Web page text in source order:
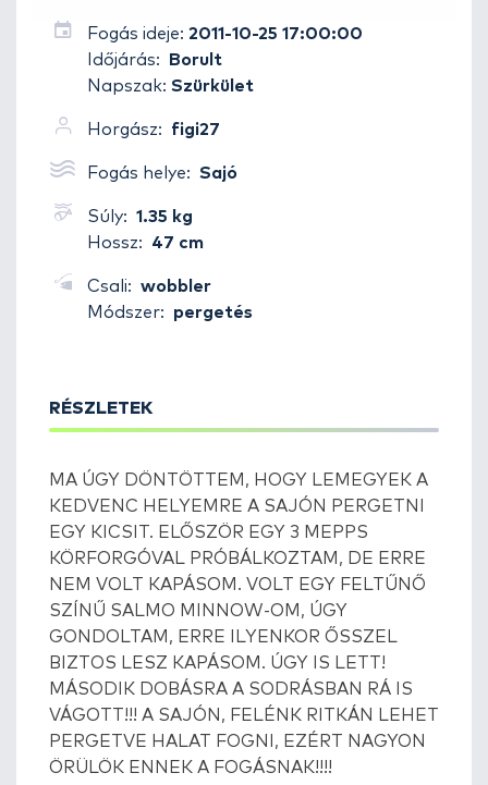
Fogás ideje: 2011-10-25 17:00:00
Időjárás:
Borult
Napszak: Szürkület
Horgász: figi27
Fogás helye: Sajó
Súly: 1.35 kg
Hossz:
47 cm
Csali: wobbler
Módszer:
pergetés
RÉSZLETEK
MA ÚGY DÖNTÖTTEM, HOGY LEMEGYEK A
KEDVENC HELYEMRE A SAJÓN PERGETNI
EGY KICSIT. ELŐSZÖR EGY 3 MEPPS
KÖRFORGÓVAL PRÓBÁLKOZTAM, DE ERRE
NEM VOLT KAPÁSOM. VOLT EGY FELTŰNŐ
SZÍNŰ SALMO MINNOW-OM, ÚGY
GONDOLTAM, ERRE ILYENKOR ŐSSZEL
BIZTOS LESZ KAPÁSOM. ÚGY IS LETT!
MÁSODIK DOBÁSRA A SODRÁSBAN RÁ IS
VÁGOTT!!! A SAJÓN, FELÉNK RITKÁN LEHET
PERGETVE HALAT FOGNI, EZÉRT NAGYON
ÖRÜLÖK ENNEK A FOGÁSNAK!!!!